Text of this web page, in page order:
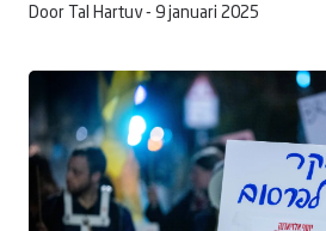
Doneer
Door Tal Hartuv - 9 januari 2025